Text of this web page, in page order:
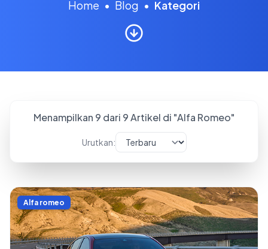
Home • Blog • Kategori
Menampilkan 9 dari 9Artikel di "Alfa Romeo"
Urutkan:
Alfa romeo